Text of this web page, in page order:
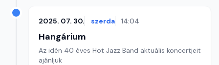
2025. 07. 30. szerda 14:04
Hangárium
Az idén 40 éves Hot Jazz Band aktuális koncertjeit
ajánljuk